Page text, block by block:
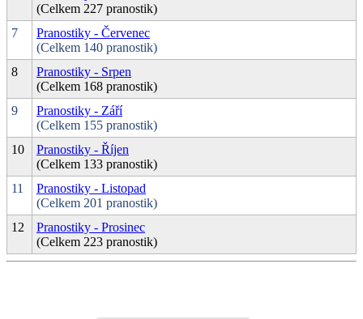
(Celkem 227 pranostik)
7
Pranostiky - Červenec
(Celkem 140 pranostik)
8
Pranostiky - Srpen
(Celkem 168 pranostik)
9
Pranostiky - Září
(Celkem 155 pranostik)
10
Pranostiky - Říjen
(Celkem 133 pranostik)
11
Pranostiky - Listopad
(Celkem 201 pranostik)
12
Pranostiky - Prosinec
(Celkem 223 pranostik)